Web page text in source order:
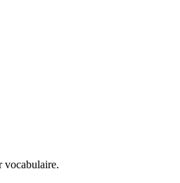
vocabulaire.